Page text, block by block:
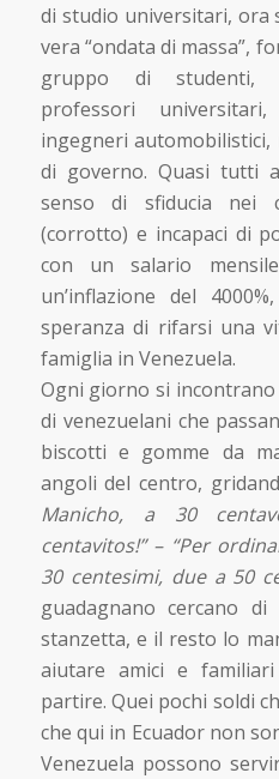
di studio universitari, ora
vera “ondata di massa”,
gruppo di studenti,
professori
ingegneri
di governo. Quasi tutti
senso di sfiducia nei
(corrotto) e incapaci di
con un salario
un’inflazione del
speranza di rifarsi una
famiglia in Venezuela.
Ogni giorno si
di venezuelani che
biscotti e gomme da
angoli del centro,
Manicho, a 30
centavitos!” – “Per
30 centesimi, due a 50
guadagnano cercano
stanzetta, e il resto lo
aiutare amici e
partire. Quei pochi soldi
che qui in Ecuador non
Venezuela possono